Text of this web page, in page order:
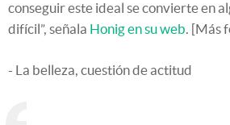
conseguir este ideal se convierte en
difícil”, señala Honig en su web . [Más
- La belleza, cuestión de actitud